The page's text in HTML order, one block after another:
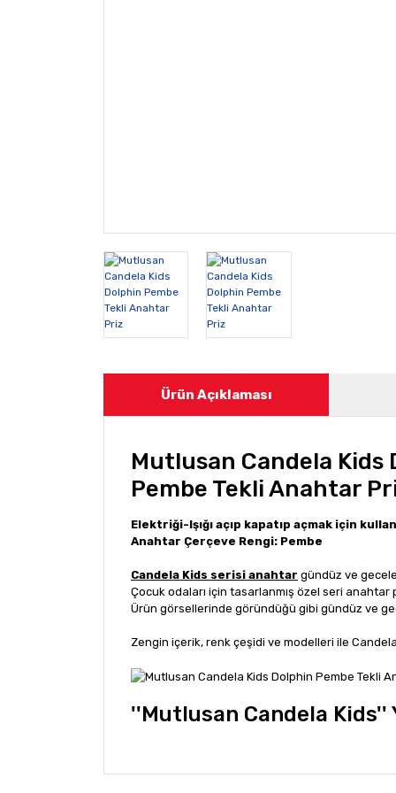
Ürün Açıklaması
Mutlusan Candela Kids
Pembe Tekli Anahtar
Elektriği-Işığı açıp kapatıp açmak için
Anahtar Çerçeve Rengi: Pembe
Candela Kids serisi anahtar gündüz ve
Çocuk odaları için tasarlanmış özel seri anahtar
Ürün görsellerinde göründüğü gibi gündüz ve
Zengin içerik, renk çeşidi ve modelleri ile
''Mutlusan Candela
Bu ürünün fiyat bilgisi, resim, ürün